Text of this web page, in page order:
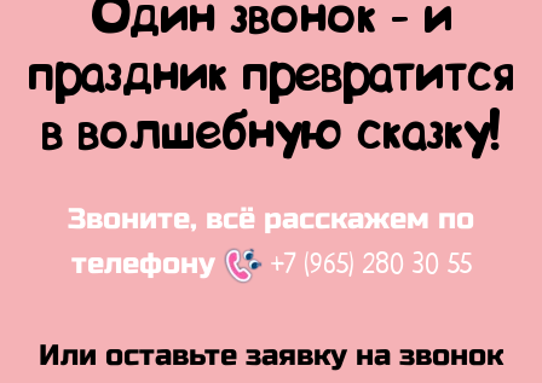
Один звонок - и
праздник превратится
в волшебную сказку!
Звоните, всё расскажем по
телефону
+7 (965) 280 30 55
Или оставьте заявку на звонок